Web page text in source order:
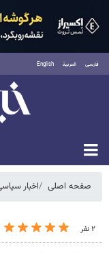
فارسی العربية English
صفحه اصلی اخبار
۲ نفر